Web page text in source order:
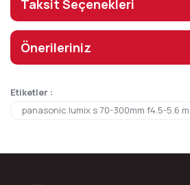
Taksit Seçenekleri
Önerileriniz
Etiketler :
panasonic lumix s 70-300mm f4.5-5.6